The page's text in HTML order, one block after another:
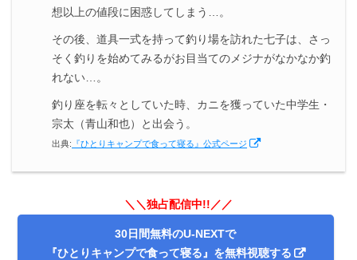
想以上の値段に困惑してしまう…。
その後、道具一式を持って釣り場を訪れた七子は、さっ
そく釣りを始めてみるがお目当てのメジナがなかなか釣
れない…。
釣り座を転々としていた時、カニを獲っていた中学生・
宗太（青山和也）と出会う。
出典: 『ひとりキャンプで食って寝る』公式ページ
＼＼独占配信中!!／／
30日間無料のU-NEXTで
『ひとりキャンプで食って寝る』を無料視聴する